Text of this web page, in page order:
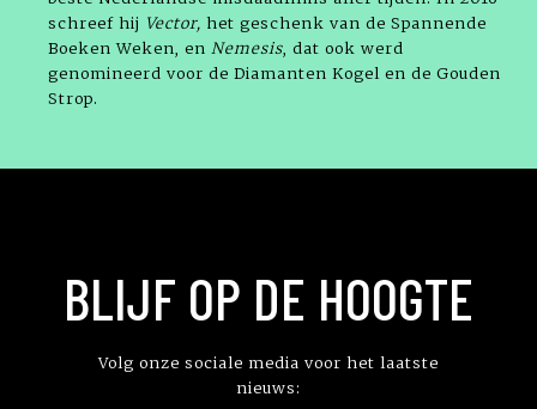
schreef hij Vector, het geschenk van de Spannende
Boeken Weken, en Nemesis , dat ook werd
genomineerd voor de Diamanten Kogel en de Gouden
Strop.
BLIJF OP DE HOOGTE
Volg onze sociale media voor het laatste
nieuws: